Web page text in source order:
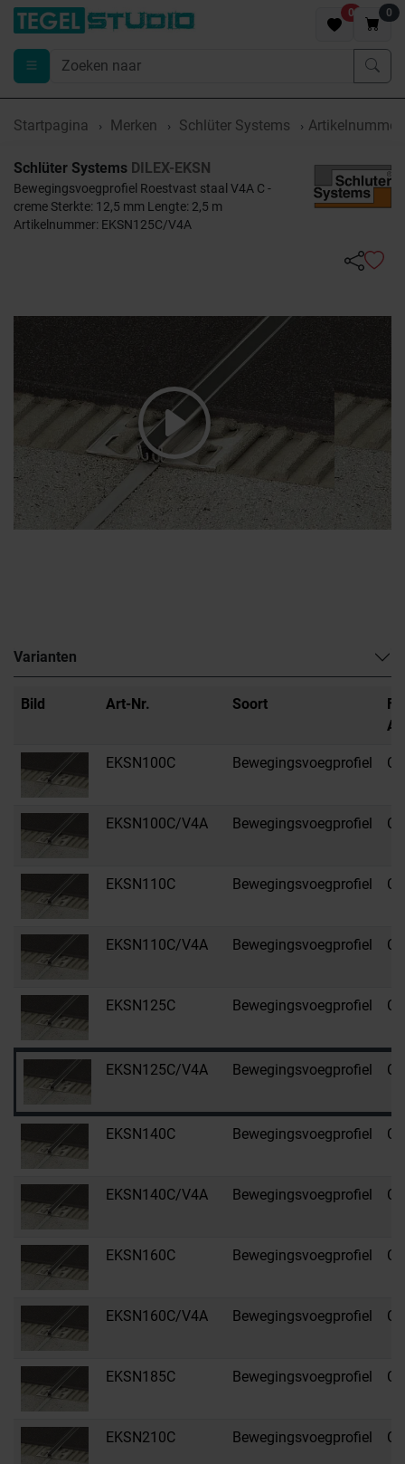
0 0
Startpagina Merken Schlüter Systems
Schlüter Systems DILEX-EKSN
Bewegingsvoegprofiel Roestvast staal V4A C -
creme Sterkte: 12,5 mm Lengte: 2,5 m
Artikelnummer: EKSN125C/V4A
Varianten
Bild Art-Nr. Soort
EKSN100C Bewegingsvoegprofiel C
EKSN100C/V4A Bewegingsvoegprofiel C
EKSN110C Bewegingsvoegprofiel C
EKSN110C/V4A Bewegingsvoegprofiel C
EKSN125C Bewegingsvoegprofiel C
EKSN125C/V4A Bewegingsvoegprofiel C
EKSN140C Bewegingsvoegprofiel C
EKSN140C/V4A Bewegingsvoegprofiel C
EKSN160C Bewegingsvoegprofiel C
EKSN160C/V4A Bewegingsvoegprofiel C
EKSN185C Bewegingsvoegprofiel C
EKSN210C Bewegingsvoegprofiel C